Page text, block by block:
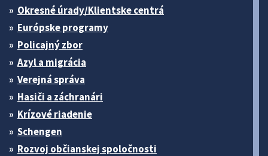
Okresné úrady/Klientske centrá
Európske programy
Policajný zbor
Azyl a migrácia
Verejná správa
Hasiči a záchranári
Krízové riadenie
Schengen
Rozvoj občianskej spoločnosti